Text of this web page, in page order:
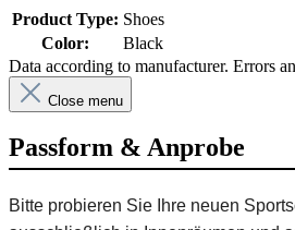
Product Type: Shoes
Color:
Black
Data according to manufacturer. Errors
Close menu
Passform & Anprobe
Bitte probieren Sie Ihre neuen